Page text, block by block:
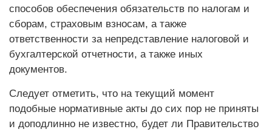
способов обеспечения обязательств по налогам и
сборам, страховым взносам, а также
ответственности за непредставление налоговой и
бухгалтерской отчетности, а также иных
документов.
Следует отметить, что на текущий момент
подобные нормативные акты до сих пор не приняты
и доподлинно не известно, будет ли Правительство